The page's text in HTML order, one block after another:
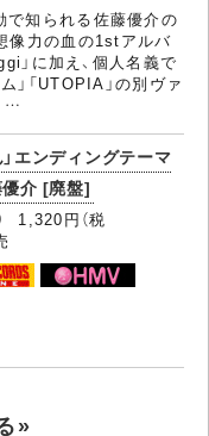
で知られる佐藤優介の
像力の血の1stアルバ
」に加え、個人名義で
」「UTOPIA」の別ヴァ
…
エンディングテーマ
優介 [廃盤]
円（税
»